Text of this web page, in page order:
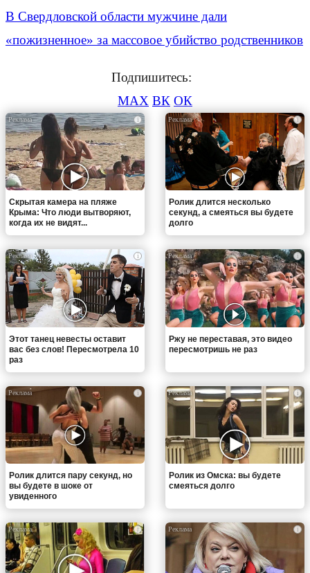
В Свердловской области мужчине дали
«пожизненное» за массовое убийство родственников
Подпишитесь:
MAX ВК ОК
i
Скрытая камера на пляже
Крыма: Что люди вытворяют,
когда их не видят...
i
Ролик длится несколько
секунд, а смеяться вы будете
долго
i
Этот танец невесты оставит
вас без слов! Пересмотрела 10
раз
i
Ржу не переставая, это видео
пересмотришь не раз
i
Ролик длится пару секунд, но
вы будете в шоке от
увиденного
i
Ролик из Омска: вы будете
смеяться долго
i i